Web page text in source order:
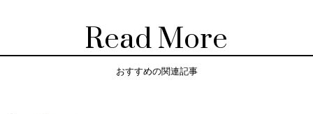
Read More
おすすめの関連記事